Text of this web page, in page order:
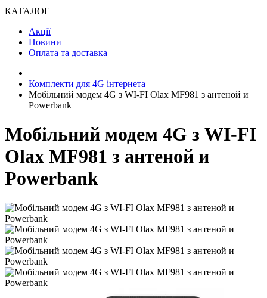
КАТАЛОГ
Акції
Новини
Оплата та доставка
Комплекти для 4G інтернета
Мобільний модем 4G з WI-FI Olax MF981 з антеной и
Powerbank
Мобільний модем 4G з WI-FI
Olax MF981 з антеной и
Powerbank